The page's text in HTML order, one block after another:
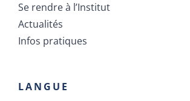
Se rendre à l’Institut
Actualités
Infos pratiques
LANGUE